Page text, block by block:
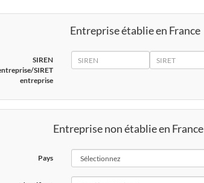
Entreprise établie en France
SIREN
SIRET
entreprise
SIREN
SIRET
Entreprise non établie en France
Pays